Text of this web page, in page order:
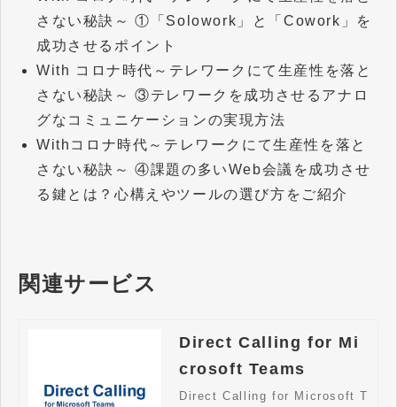
さない秘訣～ ①「Solowork」と「Cowork」を
成功させるポイント
With コロナ時代～テレワークにて生産性を落と
さない秘訣～ ③テレワークを成功させるアナロ
グなコミュニケーションの実現方法
Withコロナ時代～テレワークにて生産性を落と
さない秘訣～ ④課題の多いWeb会議を成功させ
る鍵とは？心構えやツールの選び方をご紹介
関連サービス
Direct Calling for Mi
crosoft Teams
Direct Calling for Microsoft T